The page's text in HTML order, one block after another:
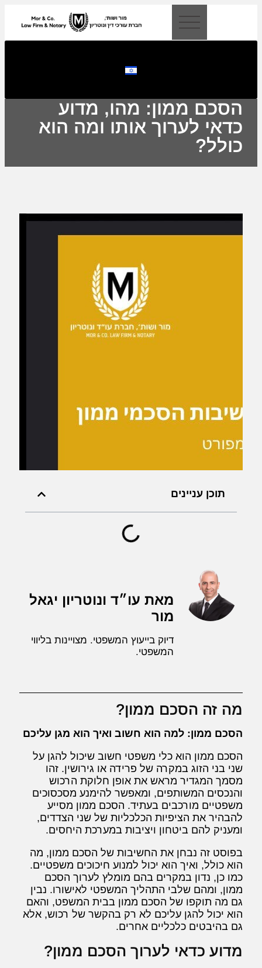
הסכם ממון: מהו, מדוע
כדאי לערוך אותו ומה הוא
כולל?
תוכן עניינים
מאת עו״ד ונוטריון יגאל
מור
דיוק בייעוץ המשפטי. מצויינות בליווי
המשפטי.
מה זה הסכם ממון?
הסכם ממון: למה הוא חשוב ואיך הוא מגן עליכם
הסכם ממון הוא כלי משפטי חשוב שיכול להגן על
שני בני הזוג במקרה של פרידה או גירושין. זהו
מסמך המגדיר מראש את אופן חלוקת הרכוש
והנכסים המשותפים, ומאפשר להימנע מסכסוכים
משפטיים מורכבים בעתיד. הסכם ממון מסייע
להבהיר את הציפיות הכלכליות של שני הצדדים,
ומעניק להם ביטחון ויציבות במערכת היחסים.
בפוסט זה נבחן את החשיבות של הסכם ממון, מה
הוא כולל, ואיך הוא יכול למנוע חיכוכים משפטיים.
כמו כן, נדון במקרים בהם מומלץ לערוך הסכם
ממון, ומהם שלבי התהליך המשפטי לאישורו. נבין
גם מה תוקפו של הסכם ממון בבית המשפט, והאם
הוא יכול להגן עליכם לא רק בהקשר של רכוש, אלא
גם בהיבטים כלכליים אחרים.
מדוע כדאי לערוך הסכם ממון?